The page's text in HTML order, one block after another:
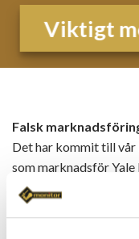
Viktigt
Falsk
Det har kommit till vår
som marknadsför
fantastiskt låga priser